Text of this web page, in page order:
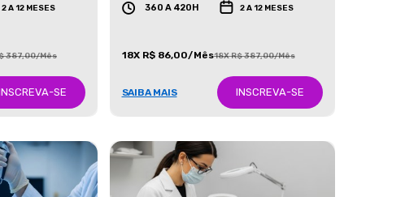
2 A 12 MESES
387,00/Mês
SE
360 A 420H 2 A 12 MESES
18X R$ 86,00/Mês18X R$ 387,00/Mês
SAIBA MAIS INSCREVA-SE